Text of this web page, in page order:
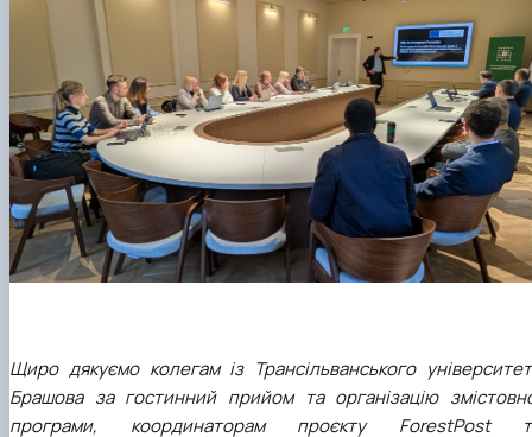
Щиро дякуємо колегам із Трансільванського
Брашова за гостинний прийом та організацію
програми, координаторам проєкту ForestPost